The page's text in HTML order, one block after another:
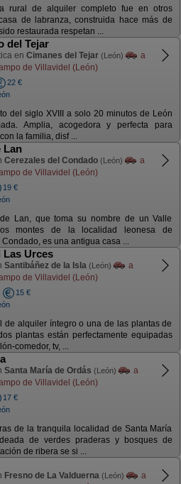
rural de alquiler completo fue en otros
de labranza, construida hace más de
restaurada respetan ...
del Tejar
en Cimanes del Tejar (León)
a
de Villavidel (León)
22 €
del siglo XVIII a solo 20 minutos de León
Amplia, acogedora y perfecta para
la familia, disf ...
Lan
Cerezales del Condado (León)
a
de Villavidel (León)
19 €
Lan, que toma su nombre de un Valle
montes de la localidad leonesa de
es una antigua casa ...
Las Urces
Santibáñez de la Isla (León)
a
de Villavidel (León)
15 €
de alquiler íntegro o una de las plantas de
plantas están perfectamente equipadas
comedor, tv, ...
Santa María de Ordás (León)
a
de Villavidel (León)
17 €
de la tranquila localidad de Santa María
de verdes praderas y bosques de
de ribera se si ...
Fresno de La Valduerna (León)
a